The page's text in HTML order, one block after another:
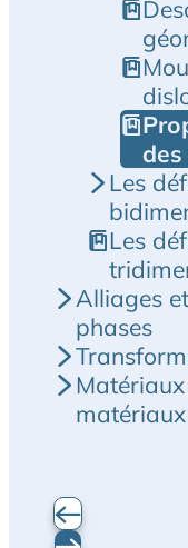
Les
Les
Alliages
phases